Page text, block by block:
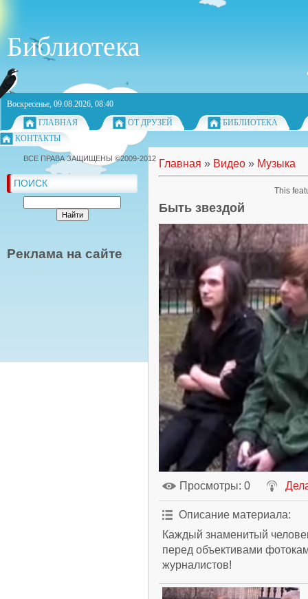
Библиотека
Воскресенье, 09.08.2026, 08:40
ГЛАВНАЯ
ОТ ДРУЗЕЙ
БИБЛИОТЕКА
КОНТАКТЫ
ПОИСК
Реклама на сайте
Главная » Видео » Музыка
Быть звездой
Просмотры: 0
Описание материала:
Каждый знаменитый
перед объективами
журналистов!
ВСЕ ПРАВА ЗАЩИЩЕНЫ ©2009-2012
This